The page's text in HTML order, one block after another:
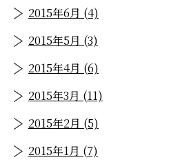
2015年6月 (4)
2015年5月 (3)
2015年4月 (6)
2015年3月 (11)
2015年2月 (5)
2015年1月 (7)